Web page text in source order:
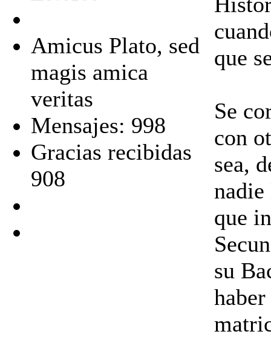
Amicus Plato, sed
magis amica
veritas
Mensajes: 998
Gracias recibidas
908
que
Se
con
sea,
nadie
que
su